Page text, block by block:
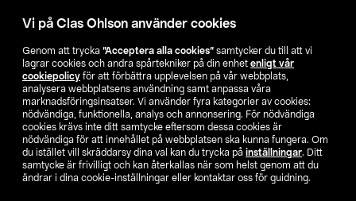
Vi på Clas Ohlson använder cookies
Genom att trycka ”Acceptera alla cookies” samtycker du till att vi
lagrar cookies och andra spårtekniker på din enhet enligt vår
cookiepolicy för att förbättra upplevelsen på vår webbplats,
analysera webbplatsens användning samt anpassa våra
marknadsföringsinsatser. Vi använder fyra kategorier av cookies:
nödvändiga, funktionella, analys och annonsering. För nödvändiga
cookies krävs inte ditt samtycke eftersom dessa cookies är
nödvändiga för att innehållet på webbplatsen ska kunna fungera. Om
du istället vill skräddarsy dina val kan du trycka på inställningar. Ditt
samtycke är frivilligt och kan återkallas när som helst genom att du
ändrar i dina cookie-inställningar eller kontaktar oss för guidning.
Hitta butik
SE NO FI